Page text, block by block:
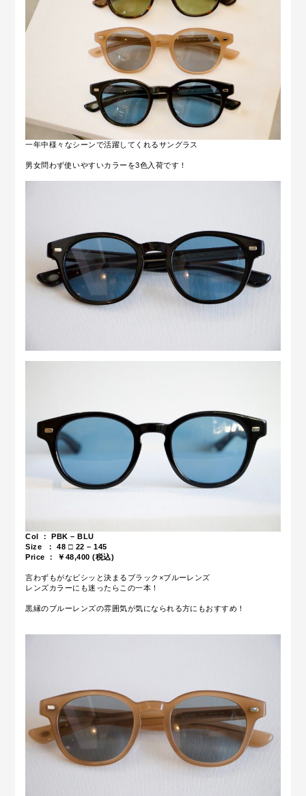
一年中様々なシーンで活躍してくれるサングラス
男女問わず使いやすいカラーを3色入荷です！
Col ： PBK – BLU
Size ：48 □ 22 – 145
Price ： ￥48,400 (税込)
言わずもがなビシッと決まるブラック×ブルーレンズ
レンズカラーにも迷ったらこの一本！
黒縁のブルーレンズの雰囲気が気になられる方にもおすすめ！